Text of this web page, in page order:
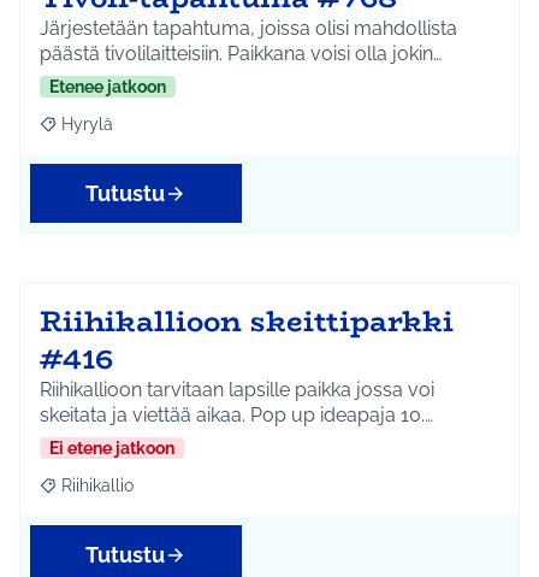
Järjestetään tapahtuma, joissa olisi mahdollista
päästä tivolilaitteisiin. Paikkana voisi olla jokin…
Etenee jatkoon
Rajaa tulokset aihepiirin mukaan: Hyrylä
Hyrylä
Tutustu
Riihikallioon skeittiparkki
#416
Riihikallioon tarvitaan lapsille paikka jossa voi
skeitata ja viettää aikaa. Pop up ideapaja 10.…
Ei etene jatkoon
Rajaa tulokset aihepiirin mukaan: Riihikallio
Riihikallio
Tutustu